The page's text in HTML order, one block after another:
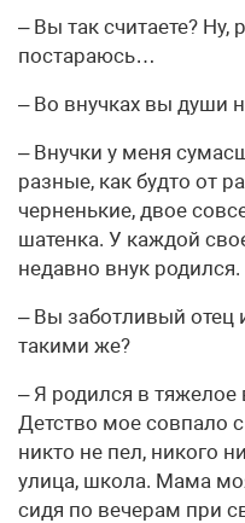
– Вы так считаете? Ну,
постараюсь…
– Во внучках вы души
– Внучки у меня
разные, как будто от
черненькие, двое
шатенка. У каждой
недавно внук родился.
– Вы заботливый отец
такими же?
– Я родился в
Детство мое совпало
никто не пел, никого
улица, школа. Мама
сидя по вечерам при